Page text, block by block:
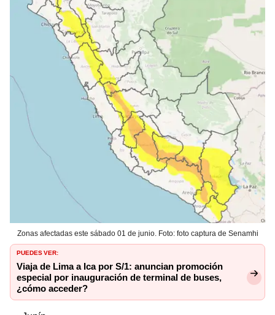
Zonas afectadas este sábado 01 de junio. Foto: foto captura de Senamhi
PUEDES VER:
Viaja de Lima a Ica por S/1: anuncian promoción
especial por inauguración de terminal de buses,
¿cómo acceder?